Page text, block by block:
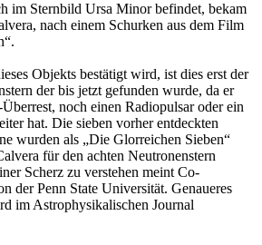
im Sternbild Ursa Minor befindet, bekam
nach einem Schurken aus dem Film
Objekts bestätigt wird, ist dies erst der
der bis jetzt gefunden wurde, da er
noch einen Radiopulsar oder ein
hat. Die sieben vorher entdeckten
wurden als „Die Glorreichen Sieben“
für den achten Neutronenstern
Scherz zu verstehen meint Co-
der Penn State Universität. Genaueres
im Astrophysikalischen Journal